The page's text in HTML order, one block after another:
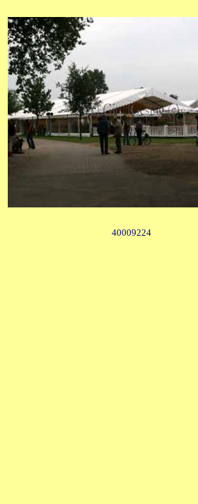
40009224